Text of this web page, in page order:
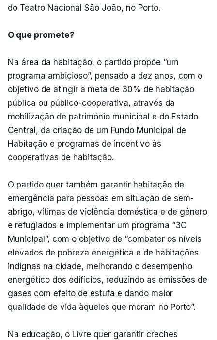
do Teatro Nacional São João, no Porto.
O que promete?
Na área da habitação, o partido propõe “um
programa ambicioso”, pensado a dez anos, com o
objetivo de atingir a meta de 30% de habitação
pública ou público-cooperativa, através da
mobilização de património municipal e do Estado
Central, da criação de um Fundo Municipal de
Habitação e programas de incentivo às
cooperativas de habitação.
O partido quer também garantir habitação de
emergência para pessoas em situação de sem-
abrigo, vítimas de violência doméstica e de género
e refugiados e implementar um programa “3C
Municipal”, com o objetivo de “combater os níveis
elevados de pobreza energética e de habitações
indignas na cidade, melhorando o desempenho
energético dos edifícios, reduzindo as emissões de
gases com efeito de estufa e dando maior
qualidade de vida àqueles que moram no Porto”.
Na educação, o Livre quer garantir creches